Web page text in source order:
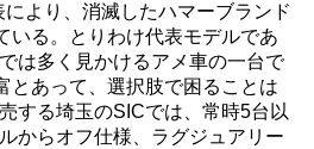
より、消滅したハマーブランド
いる。とりわけ代表モデルであ
は多く見かけるアメ車の一台で
とあって、選択肢で困ることは
する埼玉のSICでは、常時5台以
からオフ仕様、ラグジュアリー